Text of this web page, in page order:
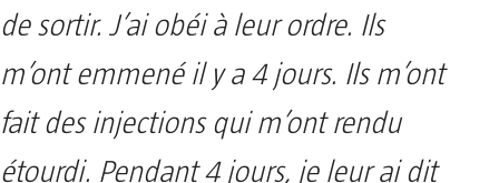
de sortir. J’ai obéi à leur ordre. Ils
m’ont emmené il y a 4 jours. Ils m’ont
fait des injections qui m’ont rendu
étourdi. Pendant 4 jours, je leur ai dit